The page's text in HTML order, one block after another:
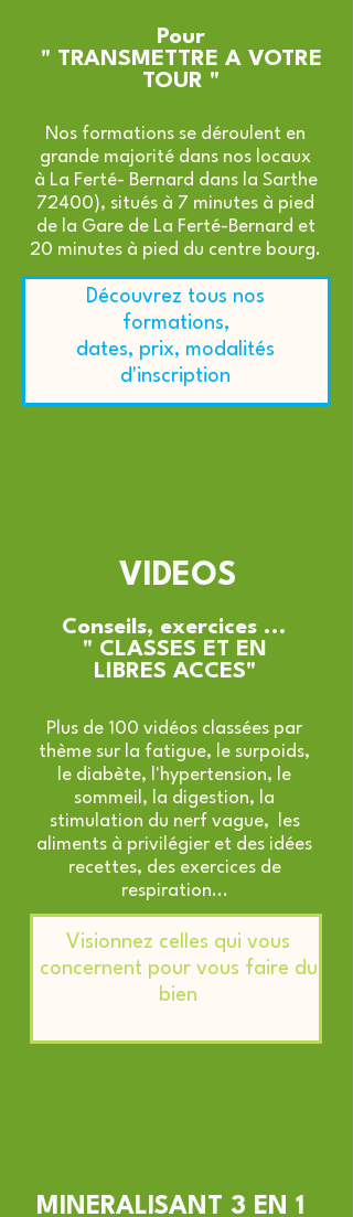
Pour
" TRANSMETTRE A VOTRE
TOUR "
Nos formations se déroulent en
grande majorité dans nos locaux
à La Ferté- Bernard dans la Sarthe
72400), situés à 7 minutes à pied
de la Gare de La Ferté-Bernard et
20 minutes à pied du centre bourg.
Découvrez tous nos
formations,
dates, prix, modalités
d'inscription
Plus de 100 vidéos classées par
thème sur la fatigue, le surpoids,
le diabète, l'hypertension, le
sommeil, la digestion, la
stimulation du nerf vague, les
aliments à privilégier et des idées
recettes, des exercices de
respiration...
Visionnez celles qui vous
concernent pour vous faire du
bien
VIDEOS
Conseils, exercices ...
" CLASSES ET EN
LIBRES ACCES"
MINERALISANT 3 EN 1